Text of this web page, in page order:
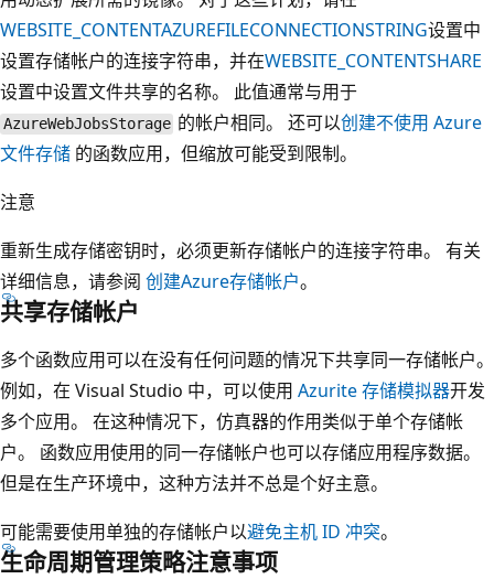
WEBSITE_CONTENTAZUREFILECONNECTIONSTRING设置中
设置存储帐户的连接字符串，并在WEBSITE_CONTENTSHARE
设置中设置文件共享的名称。 此值通常与用于
AzureWebJobsStorage 的帐户相同。 还可以创建不使用 Azure
文件存储 的函数应用，但缩放可能受到限制。
注意
重新生成存储密钥时，必须更新存储帐户的连接字符串。 有关
详细信息，请参阅 创建Azure存储帐户。
共享存储帐户
多个函数应用可以在没有任何问题的情况下共享同一存储帐户。
例如，在 Visual Studio 中，可以使用 Azurite 存储模拟器开发
多个应用。 在这种情况下，仿真器的作用类似于单个存储帐
户。 函数应用使用的同一存储帐户也可以存储应用程序数据。
但是在生产环境中，这种方法并不总是个好主意。
可能需要使用单独的存储帐户以避免主机 ID 冲突。
生命周期管理策略注意事项